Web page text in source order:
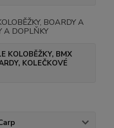
BOARDY A
A DOPLŇKY
KOLOBĚŽKY, BMX
KOLEČKOVÉ